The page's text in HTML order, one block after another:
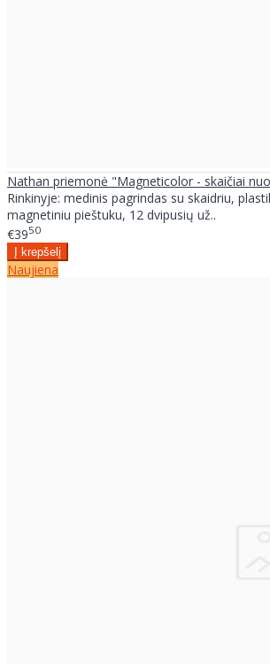
Nathan priemonė "Magneticolor - skaičiai
Rinkinyje: medinis pagrindas su skaidriu,
magnetiniu pieštuku, 12 dvipusių už..
€3950
Naujiena